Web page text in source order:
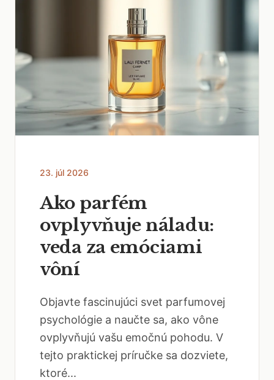
23. júl 2026
Ako parfém
ovplyvňuje náladu:
veda za emóciami
vôní
Objavte fascinujúci svet parfumovej
psychológie a naučte sa, ako vône
ovplyvňujú vašu emočnú pohodu. V
tejto praktickej príručke sa dozviete,
ktoré...